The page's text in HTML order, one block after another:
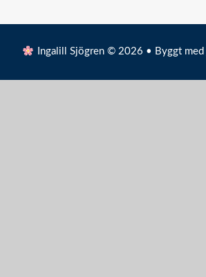
Ingalill Sjögren © 2026 • Byggt med